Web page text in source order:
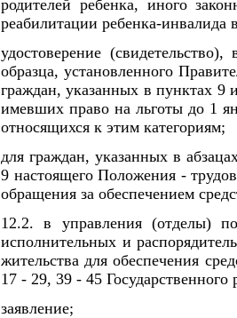
родителей ребенка, иного
реабилитации ребенка-инвалида
удостоверение
образца, установленного
граждан, указанных в пунктах
имевших право на льготы до 1
относящихся к этим категориям;
для граждан, указанных в
9 настоящего Положения -
обращения за обеспечением
12.2. в управления (отделы)
исполнительных и
жительства для обеспечения
17 - 29, 39 - 45 Государственного
заявление;